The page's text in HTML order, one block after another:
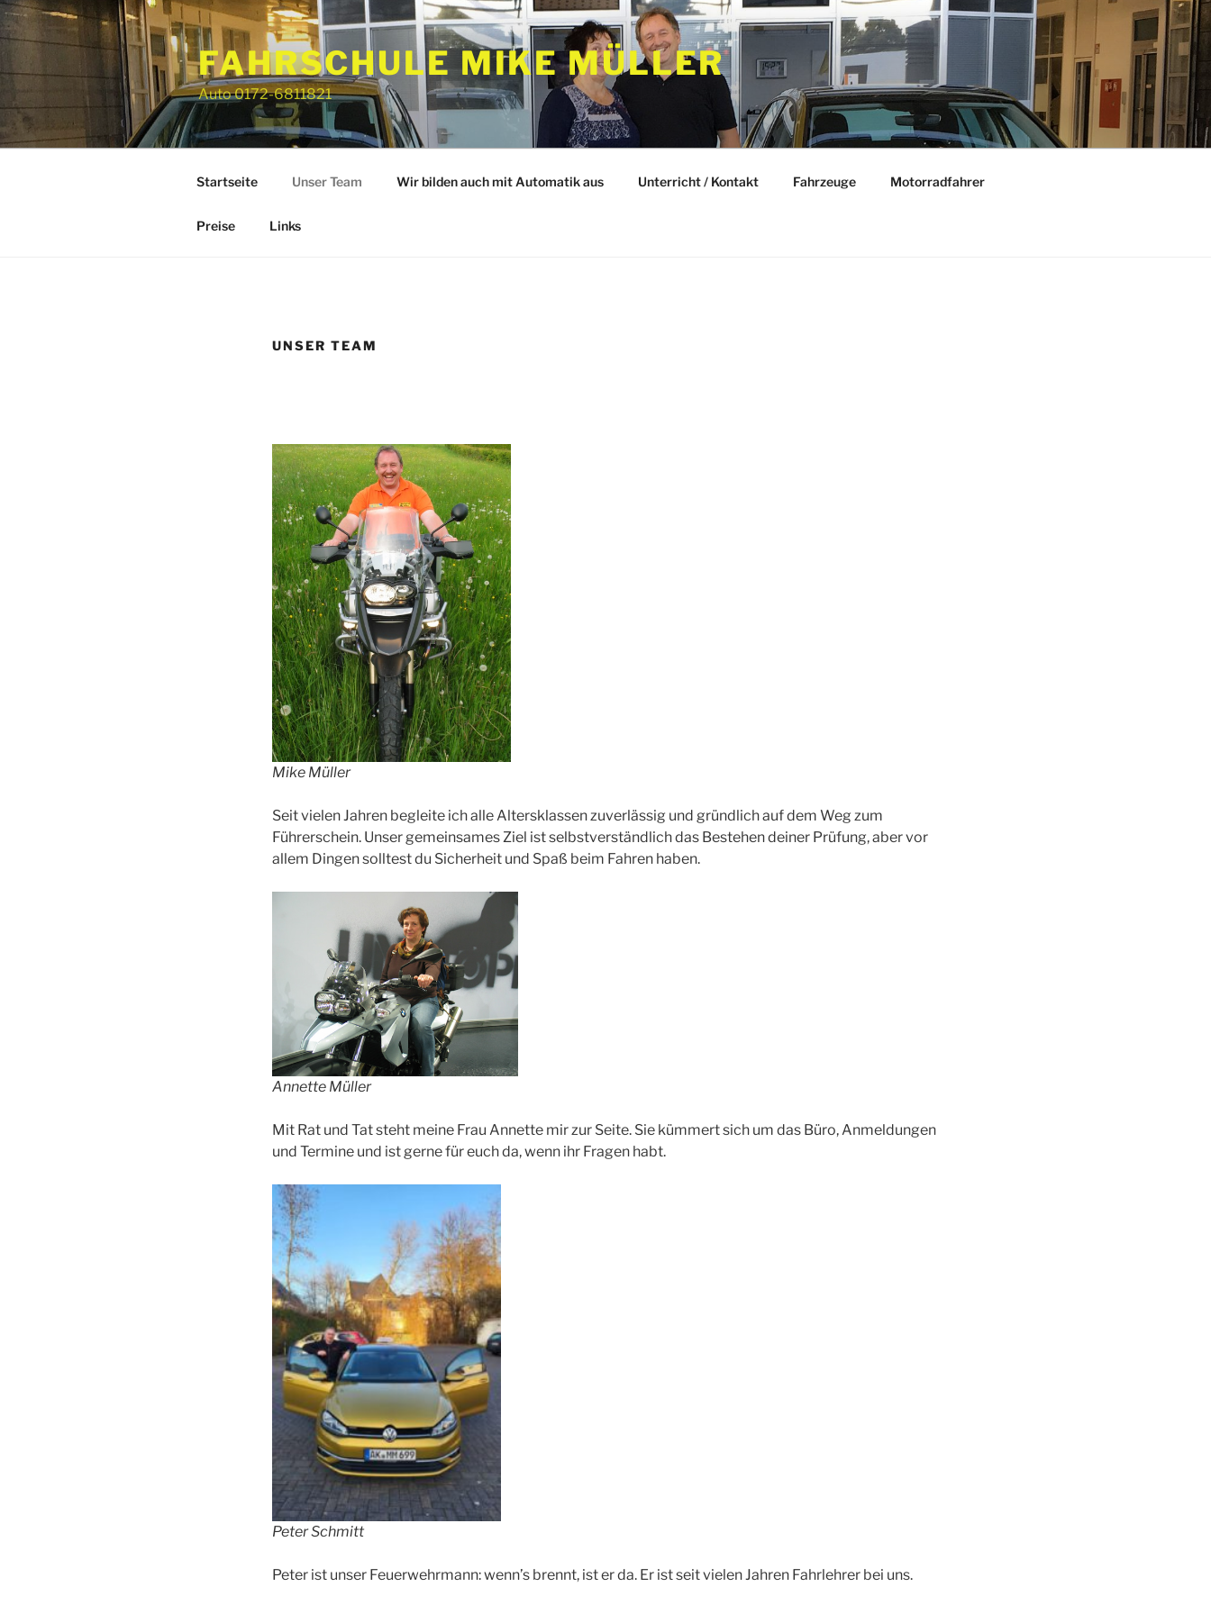
Zum
Inhalt
FAHRSCHULE MIKE MÜLLER
Auto 0172-6811821
Startseite Unser Team Wir bilden auch mit Automatik aus Unterricht / Kontakt Fahrzeuge Motorradfahrer
Preise Links
UNSER TEAM
Mike Müller
Seit vielen Jahren begleite ich alle Altersklassen zuverlässig und gründlich auf dem Weg zum
Führerschein. Unser gemeinsames Ziel ist selbstverständlich das Bestehen deiner Prüfung, aber vor
allem Dingen solltest du Sicherheit und Spaß beim Fahren haben.
Annette Müller
Mit Rat und Tat steht meine Frau Annette mir zur Seite. Sie kümmert sich um das Büro, Anmeldungen
und Termine und ist gerne für euch da, wenn ihr Fragen habt.
Peter Schmitt
Peter ist unser Feuerwehrmann: wenn’s brennt, ist er da. Er ist seit vielen Jahren Fahrlehrer bei uns.